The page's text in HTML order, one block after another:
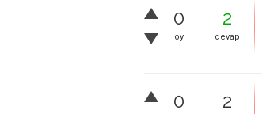
0
oy
2
cevap
0 2